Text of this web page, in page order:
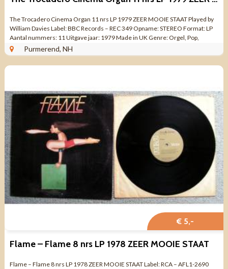
The Trocadero Cinema Organ 11 nrs LP 1979 ZEER MOOIE STAAT Played by
William Davies Label: BBC Records – REC 349 Opname: STEREO Format: LP
Aantal nummers: 11 Uitgave jaar: 1979 Made in UK Genre: Orgel, Pop,
Classical ...Purmerend, NH
€ 5,-
Flame – Flame 8 nrs LP 1978 ZEER MOOIE STAAT
Flame – Flame 8 nrs LP 1978 ZEER MOOIE STAAT Label: RCA – AFL1-2690